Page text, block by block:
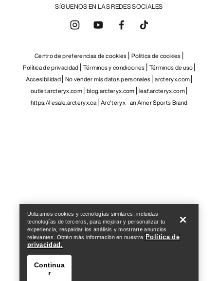
SÍGUENOS EN LAS REDES SOCIALES
Centro de preferencias de cookies Política de cookies
Política de privacidad Términos y condiciones Términos de uso
Accesibilidad No vender mis datos personales arcteryx.com
outlet.arcteryx.com blog.arcteryx.com leaf.arcteryx.com
https://resale.arcteryx.ca Arc'teryx - an Amer Sports Brand
Utilizamos cookies y tecnologías similares, incluidas
tecnologías de terceros, para mejorar y personalizar tu
experiencia, respaldar los análisis y mostrarte anuncios
relevantes. Obtén más información en nuestra Política de
privacidad.
Continua
r